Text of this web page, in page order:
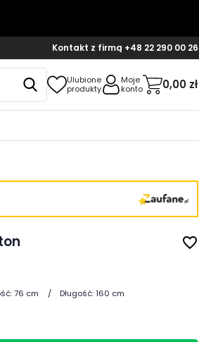
Kontakt z firmą +48 22 290 00 26
Ulubione
produkty
Moje
konto
0,00 zł
favorite_border
76 cm Długość:160 cm